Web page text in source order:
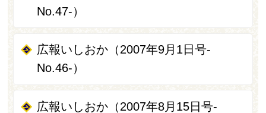
No.47-）
広報いしおか（2007年9月1日号-
No.46-）
広報いしおか（2007年8月15日号-